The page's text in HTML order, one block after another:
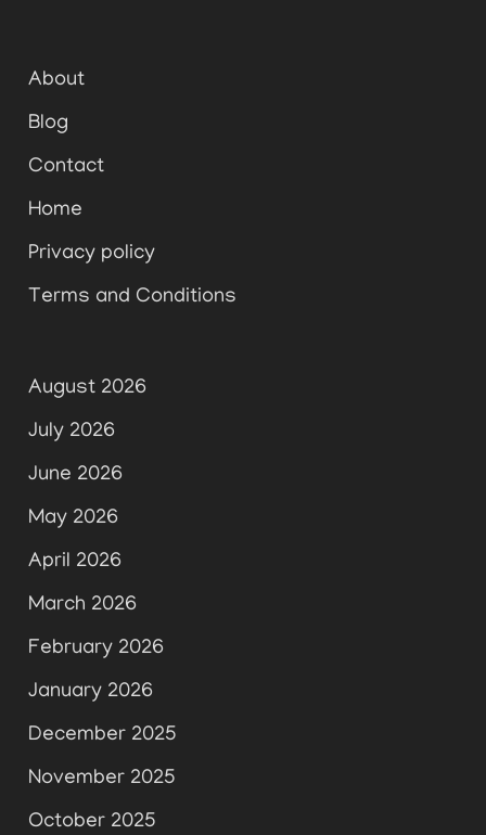
About
Blog
Contact
Home
Privacy policy
Terms and Conditions
August 2026
July 2026
June 2026
May 2026
April 2026
March 2026
February 2026
January 2026
December 2025
November 2025
October 2025